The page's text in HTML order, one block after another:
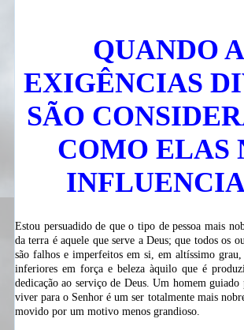
QUANDO
EXIGÊNCIAS
SÃO
COMO ELAS
Estou persuadido de que o tipo de pessoa mais
da terra é aquele que serve a Deus; que todos os
são falhos e imperfeitos em si, em altíssimo
inferiores em força e beleza àquilo que é
dedicação ao serviço de Deus. Um homem
viver para o Senhor é um ser totalmente mais
movido por um motivo menos grandioso.